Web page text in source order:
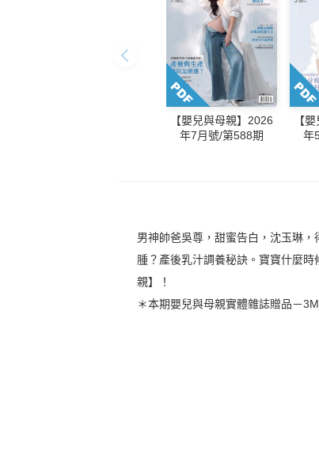
【嬰兒與母親】2026
年7月號/第588期
【
年
男神帥爸吳尊，甜蜜告白，沈玉琳
腫？產後乳汁調養秘訣。寶寶什麼
親】！
＊本期嬰兒與母親實體雜誌贈品－